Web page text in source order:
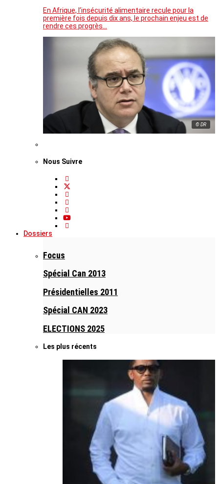
En Afrique, l’insécurité alimentaire recule pour la
première fois depuis dix ans, le prochain enjeu est de
rendre ces progrès…
© DR
Nous Suivre
Dossiers
Focus
Spécial Can 2013
Présidentielles 2011
Spécial CAN 2023
ELECTIONS 2025
Les plus récents